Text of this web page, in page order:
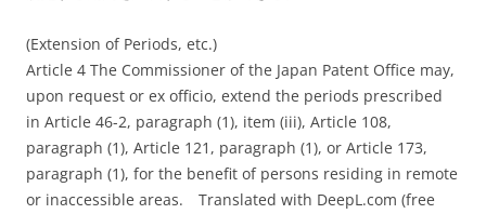
(Extension of Periods, etc.)
Article 4 The Commissioner of the Japan Patent Office may,
upon request or ex officio, extend the periods prescribed
in Article 46-2, paragraph (1), item (iii), Article 108,
paragraph (1), Article 121, paragraph (1), or Article 173,
paragraph (1), for the benefit of persons residing in remote
or inaccessible areas. Translated with DeepL.com (free